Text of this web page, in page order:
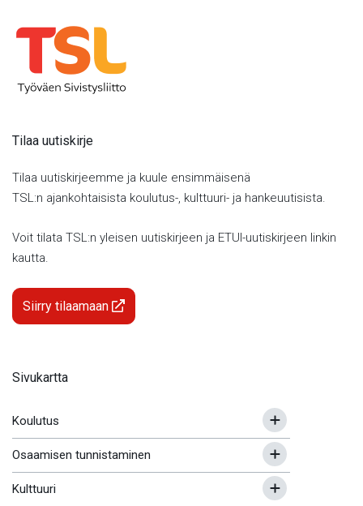
Tilaa uutiskirje
Tilaa uutiskirjeemme ja kuule ensimmäisenä
TSL:n ajankohtaisista koulutus-, kulttuuri- ja hankeuutisista.
Voit tilata TSL:n yleisen uutiskirjeen ja ETUI-uutiskirjeen linkin
kautta.
Siirry tilaamaan
Sivukartta
Koulutus
Osaamisen tunnistaminen
Kulttuuri